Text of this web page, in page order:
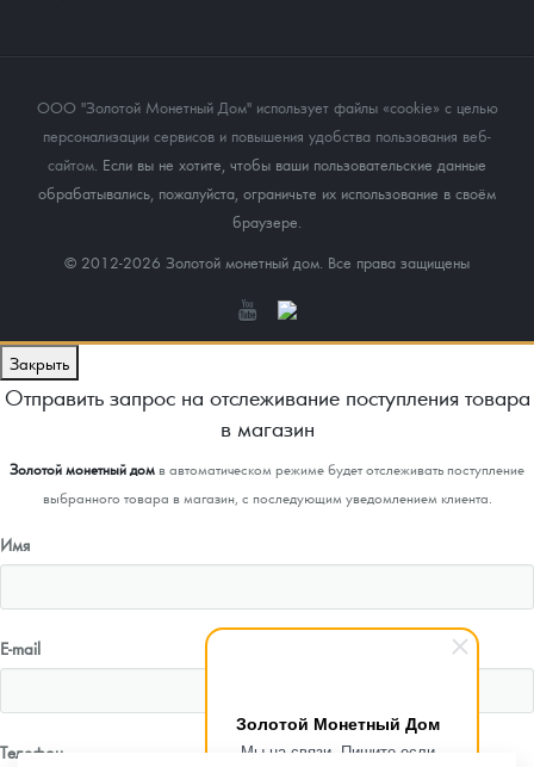
Золотой Монетный Дом
Мы на связи. Пишите если
ООО "Золотой Монетный Дом" использует файлы «cookie» с целью
персонализации сервисов и повышения удобства пользования веб-
сайтом . Если вы не хотите, чтобы ваши пользовательские данные
обрабатывались, пожалуйста, ограничьте их использование в своём
браузере.
© 2012-2026 Золотой монетный дом. Все права защищены
Закрыть
Отправить запрос на отслеживание поступления товара
в магазин
Золотой монетный домв автоматическом режиме будет отслеживать поступление
выбранного товара в магазин, с последующим уведомлением клиента.
Имя
E-mail
Телефон